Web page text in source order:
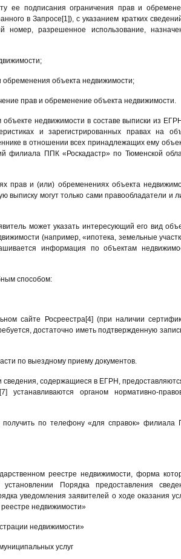
ее подписания ограничения прав и
в Запросе[1]), с указанием кратких
номер, разрешенное использование,
обременения объекта недвижимости;
прав и обременение объекта недвижимости.
недвижимости в составе выписки из
и зарегистрированных правах на
в отношении всех принадлежащих ему
филиала ППК «Роскадастр» по Тюменской
прав и (или) обременениях объекта
выписку могут только сами правообладатели и
может указать интересующий его вид
(например, «ипотека, земельные
информация по объектам
способом:
сайте Росреестра[4] (при наличии
достаточно иметь подтвержденную
по выездному приему документов.
сведения, содержащиеся в ЕГРН,
органом нормативно-
по телефону «для справок» филиала
реестре недвижимости, форма
Порядка предоставления
уведомления заявителей о ходе оказания
недвижимости»
недвижимости»
услуг